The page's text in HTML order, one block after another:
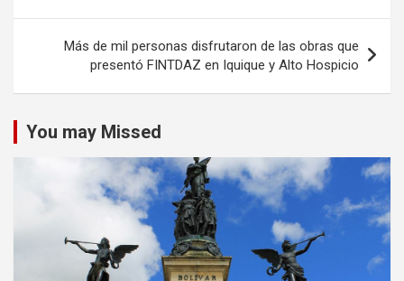
entradas
Más de mil personas disfrutaron de las obras que
presentó FINTDAZ en Iquique y Alto Hospicio
You may Missed